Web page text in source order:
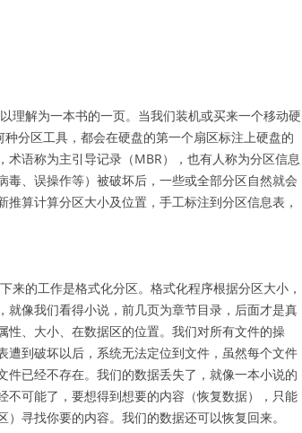
理解为一本书的一页。当我们装机或买来一个移动硬
分区工具，都会在硬盘的第一个扇区标注上硬盘的
语称为主引导记录（MBR），也有人称为分区信息
、误操作等）被破坏后，一些或全部分区自然就会
算计算分区大小及位置，手工标注到分区信息表，
来的工作是格式化分区。格式化程序根据分区大小，
像我们看得小说，前几页为章节目录，后面才是真
、大小、在数据区的位置。我们对所有文件的操
到破坏以后，系统无法定位到文件，虽然每个文件
已经不存在。我们的数据丢失了，就像一本小说的
不可能了，要想得到想要的内容（恢复数据），只能
寻找你要的内容。我们的数据还可以恢复回来。